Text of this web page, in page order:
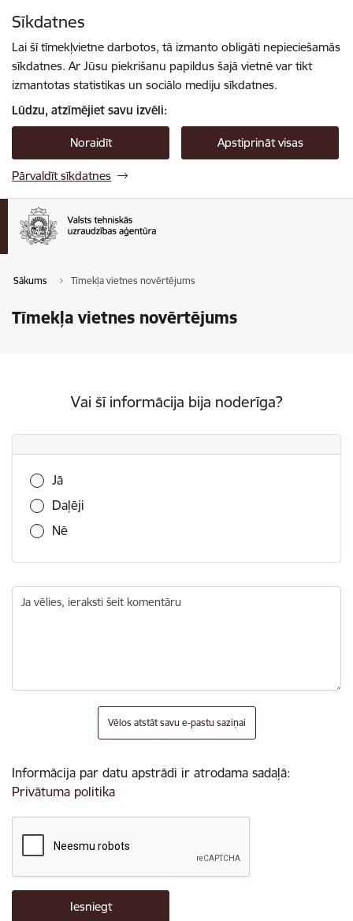
Sīkdatnes
Lai šī tīmekļvietne darbotos, tā izmanto obligāti nepieciešamās
sīkdatnes. Ar Jūsu piekrišanu papildus šajā vietnē var tikt
izmantotas statistikas un sociālo mediju sīkdatnes.
Lūdzu, atzīmējiet savu izvēli:
Noraidīt Apstiprināt visas
Pārvaldīt sīkdatnes
Sākums Tīmekļa vietnes novērtējums
Tīmekļa vietnes novērtējums
Vai šī informācija bija noderīga?
Vai šī informācija bija noderīga?
Jā
Daļēji
Nē
Ja vēlies, ieraksti šeit komentāru
Vēlos atstāt savu e-pastu saziņai
Informācija par datu apstrādi ir atrodama sadaļā:
Privātuma politika